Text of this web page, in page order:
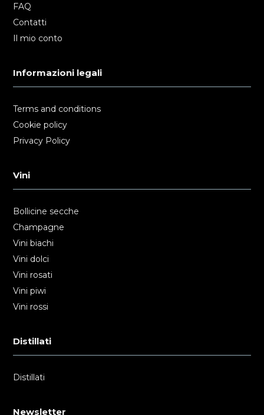
FAQ
Contatti
Il mio conto
Informazioni legali
Terms and conditions
Cookie policy
Privacy Policy
Vini
Bollicine secche
Champagne
Vini biachi
Vini dolci
Vini rosati
Vini piwi
Vini rossi
Distillati
Distillati
Newsletter